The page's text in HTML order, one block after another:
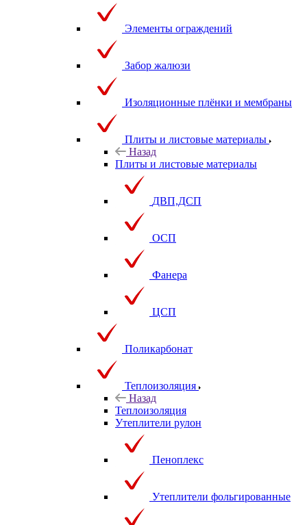
Элементы ограждений
Забор жалюзи
Изоляционные плёнки и мембраны
Плиты и листовые материалы
Назад
Плиты и листовые материалы
ДВП,ДСП
ОСП
Фанера
ЦСП
Поликарбонат
Теплоизоляция
Назад
Теплоизоляция
Утеплители рулон
Пеноплекс
Утеплители фольгированные